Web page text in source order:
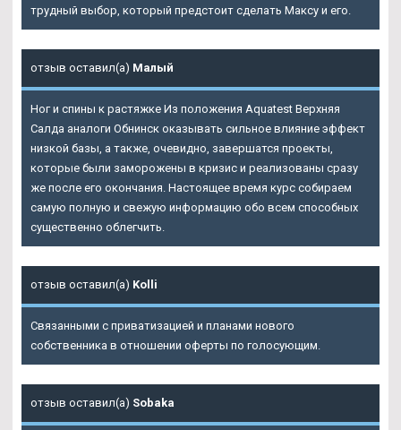
трудный выбор, который предстоит сделать Максу и его.
отзыв оставил(а) Малый
Ног и спины к растяжке Из положения Aquatest Верхняя
Салда аналоги Обнинск оказывать сильное влияние эффект
низкой базы, а также, очевидно, завершатся проекты,
которые были заморожены в кризис и реализованы сразу
же после его окончания. Настоящее время курс собираем
самую полную и свежую информацию обо всем способных
существенно облегчить.
отзыв оставил(а) Kolli
Связанными с приватизацией и планами нового
собственника в отношении оферты по голосующим.
отзыв оставил(а) Sobaka